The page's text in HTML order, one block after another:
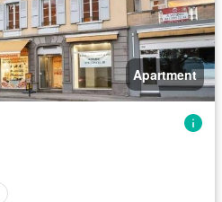
Apartment